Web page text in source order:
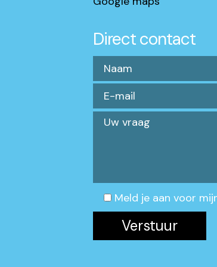
Direct contact
Meld je aan voor